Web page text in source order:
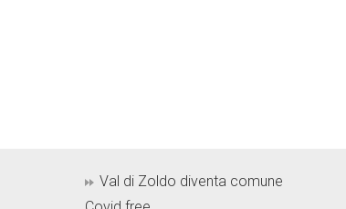
Val di Zoldo diventa comune